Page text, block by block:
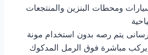
ومحطات البنزين والمنتجعات
يتم رصه بدون استخدام مونة
يركب مباشرة فوق الرمل المدكوك